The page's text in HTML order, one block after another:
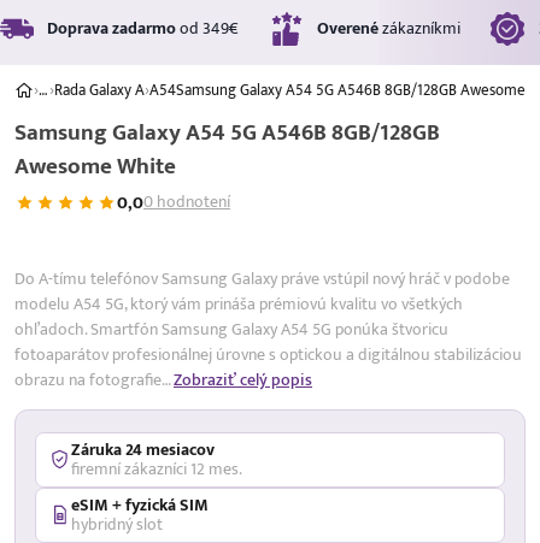
Doprava zadarmood 349€ Overenézákazníkmi
›…›Rada Galaxy A›A54Samsung Galaxy A54 5G A546B 8GB/128GB Awesome
Samsung Galaxy A54 5G A546B 8GB/128GB
Awesome White
0,00 hodnotení
G
Úrok
17,99 %
p.a.
Do A-tímu telefónov Samsung Galaxy práve vstúpil nový hráč v podobe
modelu A54 5G, ktorý vám prináša prémiovú kvalitu vo všetkých
ohľadoch. Smartfón Samsung Galaxy A54 5G ponúka štvoricu
fotoaparátov profesionálnej úrovne s optickou a digitálnou stabilizáciou
obrazu na fotografie…Zobraziť celý popis
Záruka 24 mesiacov
firemní zákazníci 12 mes.
eSIM + fyzická SIM
hybridný slot